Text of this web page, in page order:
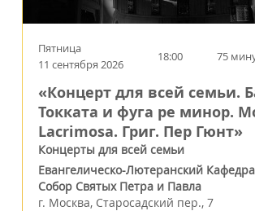
Пятница
11 сентября 2026
18:00 75
«Концерт для всей семьи.
Токката и фуга ре минор.
Lacrimosa. Григ. Пер Гюнт»
Концерты для всей семьи
Евангелическо-Лютеранский
Собор Святых Петра и Павла
г. Москва, Старосадский пер., 7